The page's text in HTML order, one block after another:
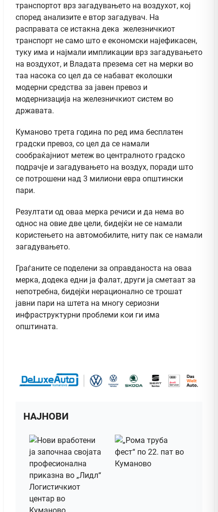
транспортот врз загадувањето на воздухот, кој
според анализите е втор загадувач. На
расправата се истакна дека железничкиот
транспорт не само што е економски најефикасен,
туку има и најмали импликации врз загадувањето
на воздухот, и Владата презема сет на мерки во
таа насока со цел да се набават еколошки
модерни средства за јавен превоз и
модернизација на железничкиот систем во
државата.
Куманово трета година по ред има бесплатен
градски превоз, со цел да се намали
сообраќајниот метеж во централното градско
подрачје и загадувањето на воздух, поради што
се потрошени над 3 милиони евра општински
пари.
Резултати од оваа мерка речиси и да нема во
однос на овие две цели, бидејќи не се намали
користењето на автомобилите, ниту пак се намали
загадувањето.
Граѓаните се поделени за оправданоста на оваа
мерка, додека едни ја фалат, други ја сметаат за
непотребна, бидејќи нерационално се трошат
јавни пари на штета на многу сериозни
инфраструктурни проблеми кои ги има
општината.
НАЈНОВИ